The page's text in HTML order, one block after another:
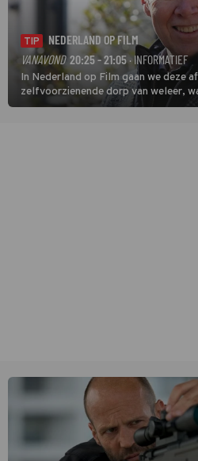
TIP
NEDERLAND OP FILM
VANAVOND 20:25 - 21:05· INFORMATIEF
In Nederland op Film gaan we deze
zelfvoorzienende dorp van weleer,
Daniëls de kijkers meeneemt op reis